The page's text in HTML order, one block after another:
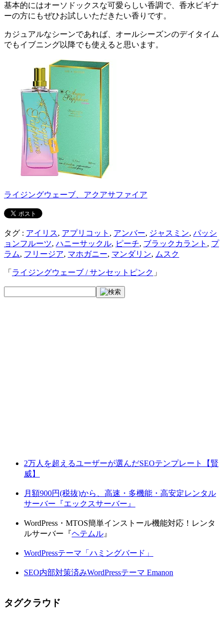
基本的にはオーソドックスな可愛らしい香調で、香水ビギナ
ーの方にもぜひお試しいただきたい香りです。
カジュアルなシーンであれば、オールシーズンのデイタイム
でもイブニング以降でも使えると思います。
ライジングウェーブ、アクアサファイア
タグ : アイリス, アプリコット , アンバー, ジャスミン, パッシ
ョンフルーツ, ハニーサックル, ピーチ, ブラックカラント , プ
ラム, フリージア, マホガニー, マンダリン, ムスク
「 ライジングウェーブ / サンセットピンク 」
2万人を超えるユーザーが選んだSEOテンプレート【賢
威】
月額900円(税抜)から、高速・多機能・高安定レンタル
サーバー『エックスサーバー』
WordPress・MTOS簡単インストール機能対応！レンタ
ルサーバー『ヘテムル 』
WordPressテーマ「ハミングバード」
SEO内部対策済みWordPressテーマ Emanon
タグクラウド